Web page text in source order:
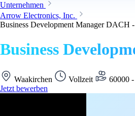
Unternehmen
Arrow Electronics, Inc.
Business Development Manager DACH
Business
Waakirchen Vollzeit 60000
Jetzt bewerben